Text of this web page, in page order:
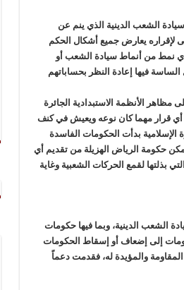
الشعب الدينية الذي ينم عن
لإقراره يعارض جميع أشكال الحكم
أي نمط من أنماط سيادة الشعب أو
فيها إعادة النظر بحساباتهم
مظاهر الأنظمة الاستبدادية الجائرة
قرار مهما كان نوعه ويعيش في كنف
الإسلامية بدأت الحكومات الفاسدة
حكومة الرياض الهزيلة من تقديم أي
بذلتها لقمع الحركات الشعبية وغاية
الشعب الدينية، وبما فيها حكومات
إلى إضعاف أو إسقاط الحكومات
المقاومة والمؤيدة له، فقدمت دعماً